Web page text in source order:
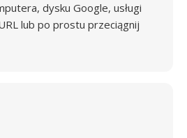
dysku Google, usługi
lub po prostu przeciągnij